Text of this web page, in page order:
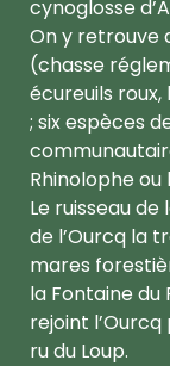
cynoglosse
On y retrouve
(chasse
écureuils
; six espèces
Rhinolophe
Le ruisseau
de l’Ourcq la
mares
la Fontaine du
rejoint l’Ourcq
ru du Loup.